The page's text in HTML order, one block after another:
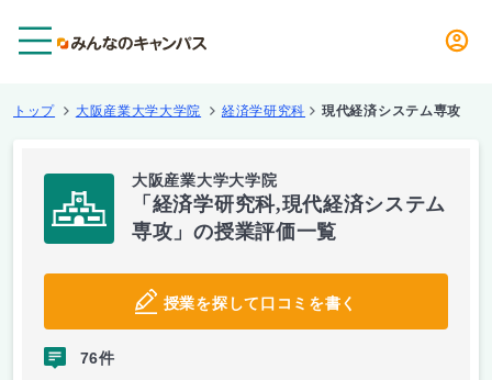
トップ 大阪産業大学大学院 経済学研究科 現代経済システム専攻
大阪産業大学大学院
「経済学研究科,現代経済システム
専攻」の授業評価一覧
授業を探して口コミを書く
76件